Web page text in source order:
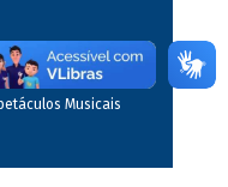
Musicais